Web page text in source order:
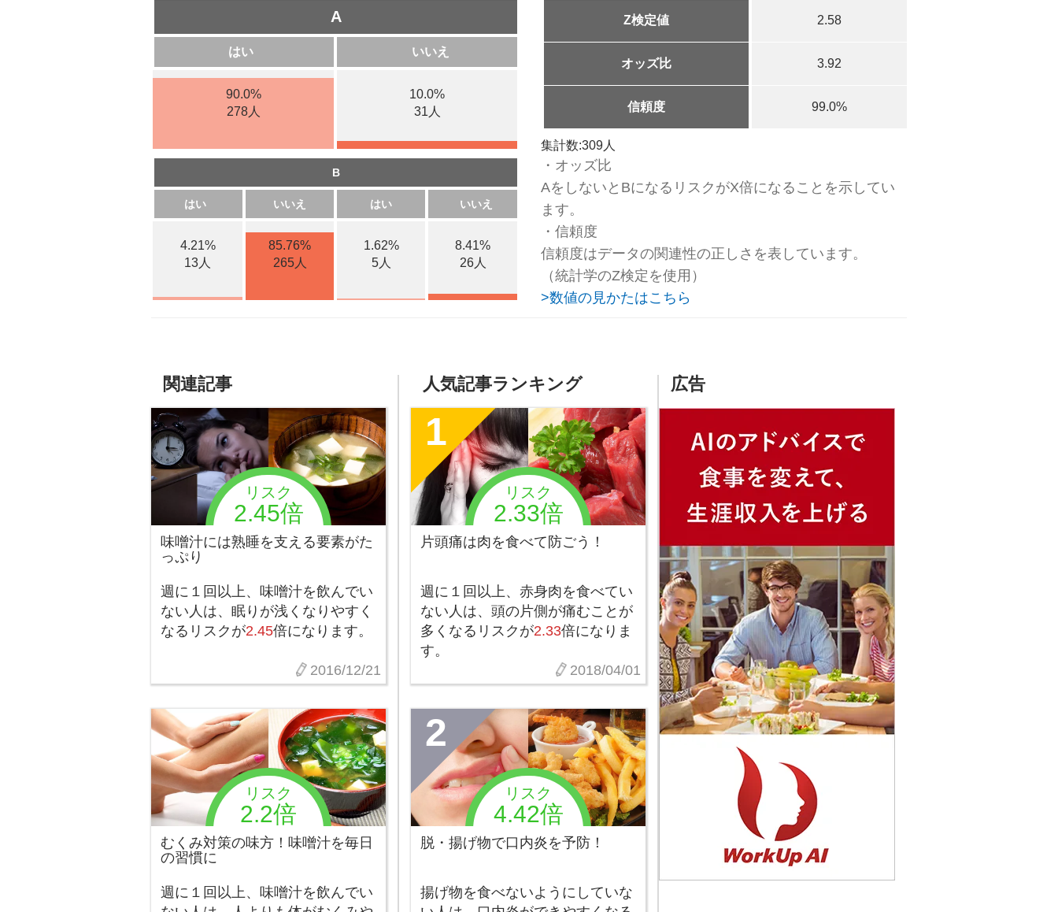
A
はい いいえ
90.0%
278人
10.0%
31人
B
はい いいえ はい いいえ
4.21%
13人
85.76%
265人
1.62%
5人
8.41%
26人
Z検定値 2.58
オッズ比 3.92
信頼度 99.0%
集計数:309人
・オッズ比
AをしないとBになるリスクがX倍になることを示してい
ます。
・信頼度
信頼度はデータの関連性の正しさを表しています。
（統計学のZ検定を使用）
>数値の見かたはこちら
関連記事
リスク
2.45倍
味噌汁には熟睡を支える要素がた
っぷり
週に１回以上、味噌汁を飲んでい
ない人は、眠りが浅くなりやすく
なるリスクが2.45倍になります。
2016/12/21
リスク
2.2倍
むくみ対策の味方！味噌汁を毎日
の習慣に
週に１回以上、味噌汁を飲んでい
人気記事ランキング
リスク
2.33倍
1
片頭痛は肉を食べて防ごう！
週に１回以上、赤身肉を食べてい
ない人は、頭の片側が痛むことが
多くなるリスクが2.33倍になりま
す。
2018/04/01
リスク
4.42倍
2
脱・揚げ物で口内炎を予防！
揚げ物を食べないようにしていな
広告